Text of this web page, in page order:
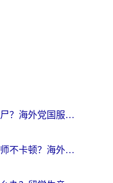
欧洲如何玩植物大战僵尸？海外党国服游戏加速避坑指南（附实测对比）
澳大利亚怎么玩节奏大师不卡顿？海外党国服游戏加速终极指南